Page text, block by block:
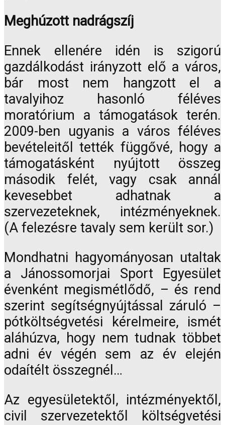
Meghúzott nadrágszíj
Ennek ellenére idén is szigorú
gazdálkodást irányzott elő a város,
bár most nem hangzott el a
tavalyihoz hasonló féléves
moratórium a támogatások terén.
2009-ben ugyanis a város féléves
bevételeitől tették függővé, hogy a
támogatásként nyújtott összeg
második felét, vagy csak annál
kevesebbet adhatnak a
szervezeteknek, intézményeknek.
(A felezésre tavaly sem került sor.)
Mondhatni hagyományosan utaltak
a Jánossomorjai Sport Egyesület
évenként megismétlődő, – és rend
szerint segítségnyújtással záruló –
pótköltségvetési kérelmeire, ismét
aláhúzva, hogy nem tudnak többet
adni év végén sem az év elején
odaítélt összegnél…
Az egyesületektől, intézményektől,
civil szervezetektől költségvetési